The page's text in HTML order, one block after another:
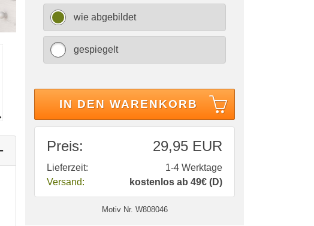
wie abgebildet
gespiegelt
IN DEN WARENKORB
Preis: 29,95 EUR
Lieferzeit:
1-4 Werktage
Versand:
kostenlos ab 49€ (D)
Motiv Nr. W808046